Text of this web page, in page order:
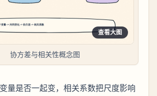
查看大图
协方差与相关性概念图
量是否一起变，相关系数把尺度影响